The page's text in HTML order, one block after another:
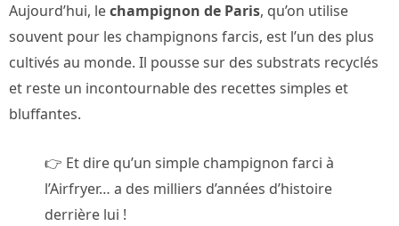
Aujourd’hui, lechampignon de Paris, qu’on utilise
souvent pour les champignons farcis, est l’un des plus
cultivés au monde. Il pousse sur des substrats recyclés
et reste un incontournable des recettes simples et
bluffantes.
👉 Et dire qu’un simple champignon farci à
l’Airfryer… a des milliers d’années d’histoire
derrière lui !